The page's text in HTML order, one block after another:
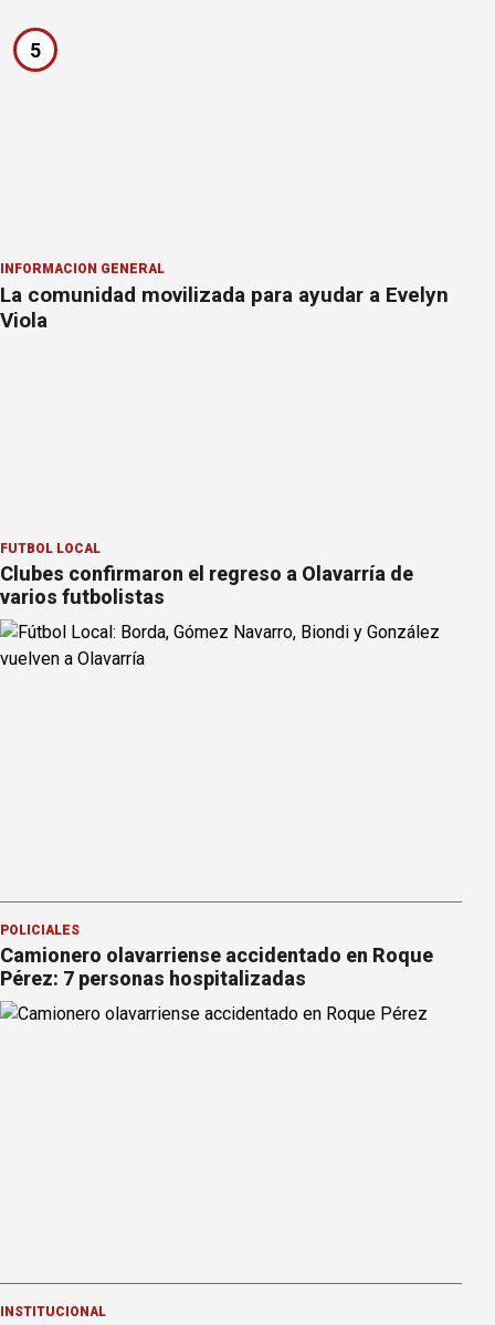
5
INFORMACION GENERAL
La comunidad movilizada para ayudar a Evelyn
Viola
FÚTBOL LOCAL
Clubes confirmaron el regreso a Olavarría de
varios futbolistas
POLICIALES
Camionero olavarriense accidentado en Roque
Pérez: 7 personas hospitalizadas
INSTITUCIONAL